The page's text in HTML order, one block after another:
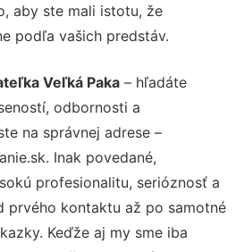
aby ste mali istotu, že
podľa vašich predstáv.
Veľká Paka – hľadáte
odbornosti a
na správnej adrese –
Inak povedané,
profesionalitu, serióznosť a
prvého kontaktu až po samotné
Keďže aj my sme iba